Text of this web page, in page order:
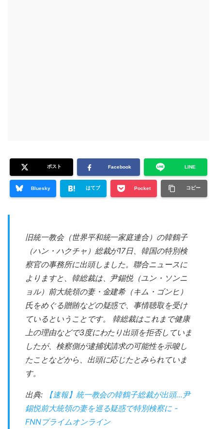
ポスト Facebook LINE
Bluesky はてブ Pocket コピー
旧統一教会（世界平和統一家庭連合）の韓鶴子
（ハン・ハクチャ）総裁が17日、韓国の特別検
察官の事務所に出頭しました。聯合ニュースに
よりますと、韓総裁は、尹錫悦（ユン・ソンニ
ョル）前大統領の妻・金建希（キム・ゴンヒ）
氏をめぐる贈賄などの疑惑で、事情聴取を受け
ているということです。 韓総裁はこれまで健康
上の理由などで3度にわたり出頭を拒否していま
したが、検察側が逮捕状請求の可能性を示唆し
たことなどから、出頭に応じたとみられていま
す。
出典:
【速報】統一教会の韓鶴子総裁が出頭…尹
錫悦前大統領の妻を巡る疑惑で特別検察に -
FNNプライムオンライン